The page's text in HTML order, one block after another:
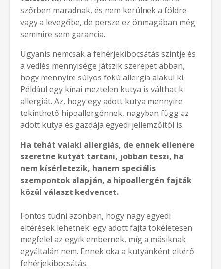
szőrben maradnak, és nem kerülnek a földre
vagy a levegőbe, de persze ez önmagában még
semmire sem garancia.
Ugyanis nemcsak a fehérjekibocsátás szintje és
a vedlés mennyisége játszik szerepet abban,
hogy mennyire súlyos fokú allergia alakul ki.
Például egy kínai meztelen kutya is válthat ki
allergiát. Az, hogy egy adott kutya mennyire
tekinthető hipoallergénnek, nagyban függ az
adott kutya és gazdája egyedi jellemzőitól is.
Ha tehát valaki allergiás, de ennek ellenére
szeretne kutyát tartani, jobban teszi, ha
nem kísérletezik, hanem speciális
szempontok alapján, a hipoallergén fajták
közül választ kedvencet.
Fontos tudni azonban, hogy nagy egyedi
eltérések lehetnek: egy adott fajta tökéletesen
megfelel az egyik embernek, míg a másiknak
egyáltalán nem. Ennek oka a kutyánként eltérő
fehérjekibocsátás.